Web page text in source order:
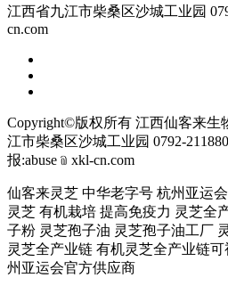
江西省九江市柴桑区沙城工业园
cn.com
Copyright©版权所有 江西仙客来生
江市柴桑区沙城工业园 0792-
报:abuse﹫xkl-cn.com
仙客来灵芝 中华老字号 杭州亚运
灵芝 有机栽培 提高免疫力 灵芝全
子粉 灵芝孢子油 灵芝孢子油工厂
灵芝全产业链 有机灵芝全产业链
州亚运会官方供应商